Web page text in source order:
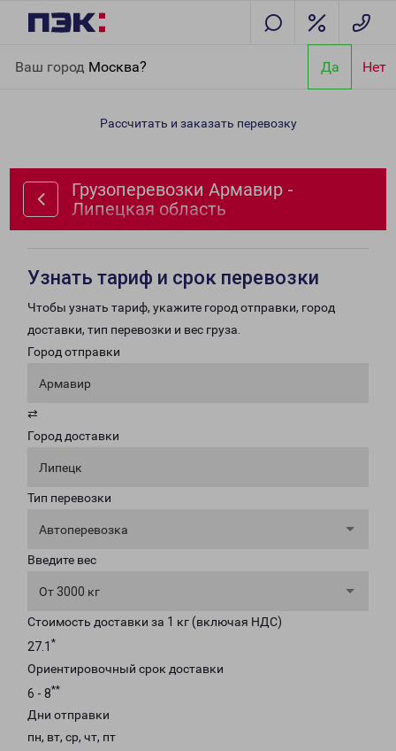
Ваш город Москва? Да Нет
область
Рассчитать и заказать перевозку
Грузоперевозки Армавир -
Липецкая область
Узнать тариф и срок перевозки
Чтобы узнать тариф, укажите город отправки, город
доставки, тип перевозки и вес груза.
Город отправки
Армавир
⇄
Город доставки
Липецк
Тип перевозки
Автоперевозка
Введите вес
От 3000 кг
Стоимость доставки за 1 кг (включая НДС)
27.1 *
Ориентировочный срок доставки
6 - 8**
Дни отправки
пн, вт, ср, чт, пт